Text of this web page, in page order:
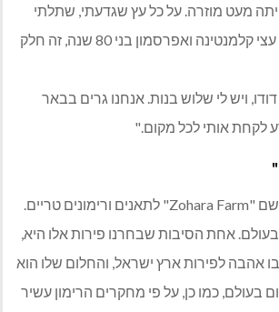
מעט מוזרה. על כל עץ שגדעתי, שתלתי
שלושה אחרים. יש לי עצי קלמנטינה ואפרסמון בני 80 שנה, זה חלק
ויש לי שלוש בנות. אנחנו גרים בבאר
לקחת אותי לכל מקום."
"יש לנו חברת יצוא בשם "Zohara Farm" לתאנים ורימונים טריים.
אחת הסיבות שבחרנו פירות אלו היא,
בו אהבה לפירות ארץ ישראל, והחלום שלו הוא
בעולם, כמו כן, על פי מחקרים הרימון עשיר